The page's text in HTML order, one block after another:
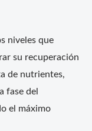
niveles que
su recuperación
de nutrientes,
fase del
el máximo